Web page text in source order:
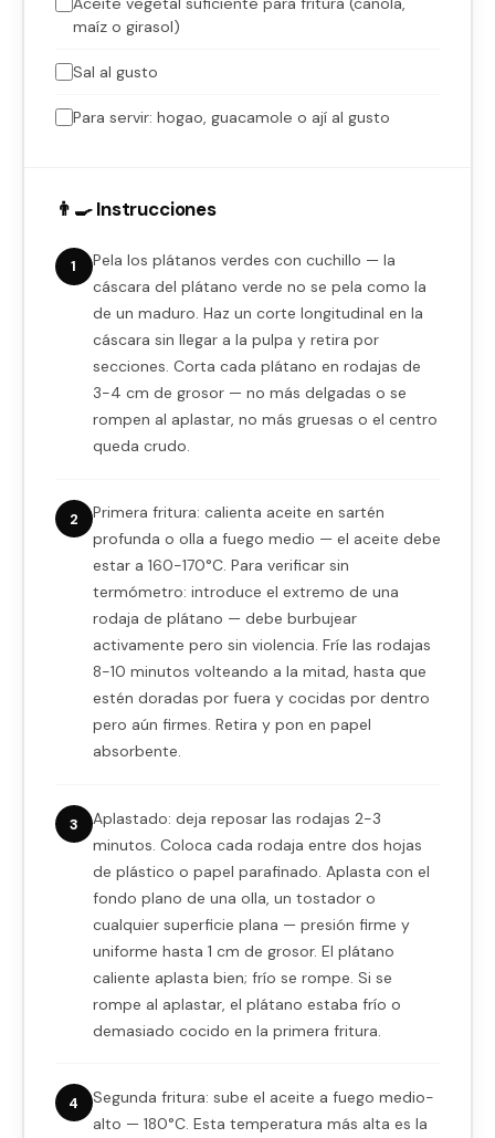
maíz o girasol)
Sal al gusto
Para servir: hogao, guacamole o ají al gusto
👨‍🍳 Instrucciones
1
Pela los plátanos verdes con cuchillo — la
cáscara del plátano verde no se pela como la
de un maduro. Haz un corte longitudinal en la
cáscara sin llegar a la pulpa y retira por
secciones. Corta cada plátano en rodajas de
3-4 cm de grosor — no más delgadas o se
rompen al aplastar, no más gruesas o el centro
queda crudo.
2
Primera fritura: calienta aceite en sartén
profunda o olla a fuego medio — el aceite debe
estar a 160-170°C. Para verificar sin
termómetro: introduce el extremo de una
rodaja de plátano — debe burbujear
activamente pero sin violencia. Fríe las rodajas
8-10 minutos volteando a la mitad, hasta que
estén doradas por fuera y cocidas por dentro
pero aún firmes. Retira y pon en papel
absorbente.
3
Aplastado: deja reposar las rodajas 2-3
minutos. Coloca cada rodaja entre dos hojas
de plástico o papel parafinado. Aplasta con el
fondo plano de una olla, un tostador o
cualquier superficie plana — presión firme y
uniforme hasta 1 cm de grosor. El plátano
caliente aplasta bien; frío se rompe. Si se
rompe al aplastar, el plátano estaba frío o
demasiado cocido en la primera fritura.
4
Segunda fritura: sube el aceite a fuego medio-
alto — 180°C. Esta temperatura más alta es la